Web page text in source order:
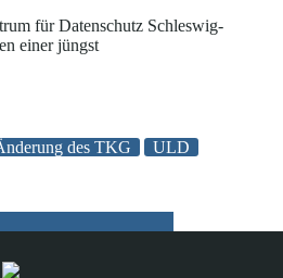
für Datenschutz Schleswig-
einer jüngst
des TKG
ULD